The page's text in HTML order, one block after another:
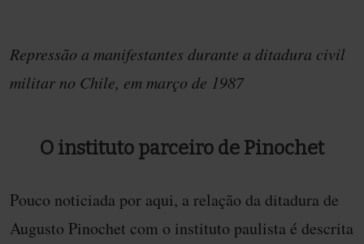
Repressão a manifestantes durante a ditadura civil
militar no Chile, em março de 1987
O instituto parceiro de Pinochet
Pouco noticiada por aqui, a relação da ditadura de
Augusto Pinochet com o instituto paulista é descrita